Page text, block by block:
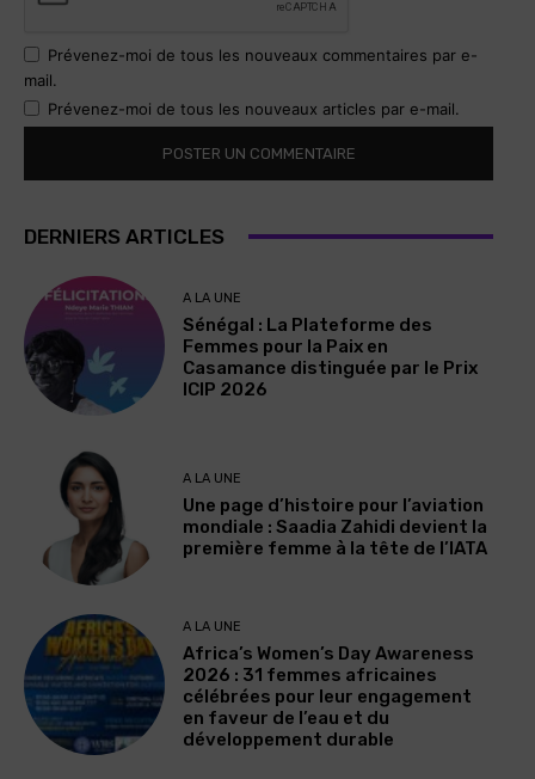
Prévenez-moi de tous les nouveaux commentaires par e-
mail.
Prévenez-moi de tous les nouveaux articles par e-mail.
DERNIERS ARTICLES
A LA UNE
Sénégal : La Plateforme des
Femmes pour la Paix en
Casamance distinguée par le Prix
ICIP 2026
A LA UNE
Une page d’histoire pour l’aviation
mondiale : Saadia Zahidi devient la
première femme à la tête de l’IATA
A LA UNE
Africa’s Women’s Day Awareness
2026 : 31 femmes africaines
célébrées pour leur engagement
en faveur de l’eau et du
développement durable